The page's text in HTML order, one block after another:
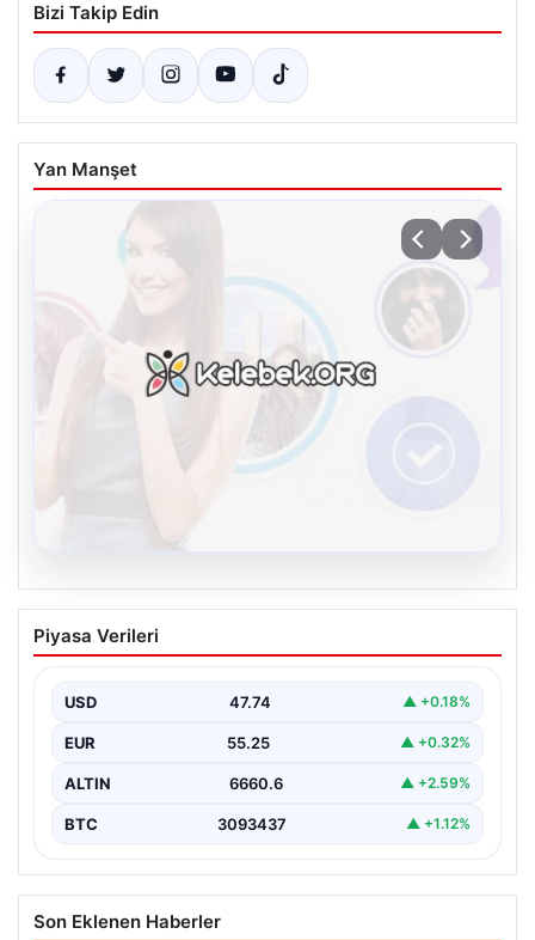
Bizi Takip Edin
Yan Manşet
Kelebek.Org İle Dijital İletişimin Güvenli
Adresi Ve Muhabbet Deneyimi
oluşturması ciddi bir hassasiyet barındırmaktadır.
Günümüzde birçok…
Piyasa Verileri
USD 47.74 ▲ +0.18%
EUR 55.25 ▲ +0.32%
ALTIN 6660.6 ▲ +2.59%
BTC 3093437 ▲ +1.12%
Son Eklenen Haberler